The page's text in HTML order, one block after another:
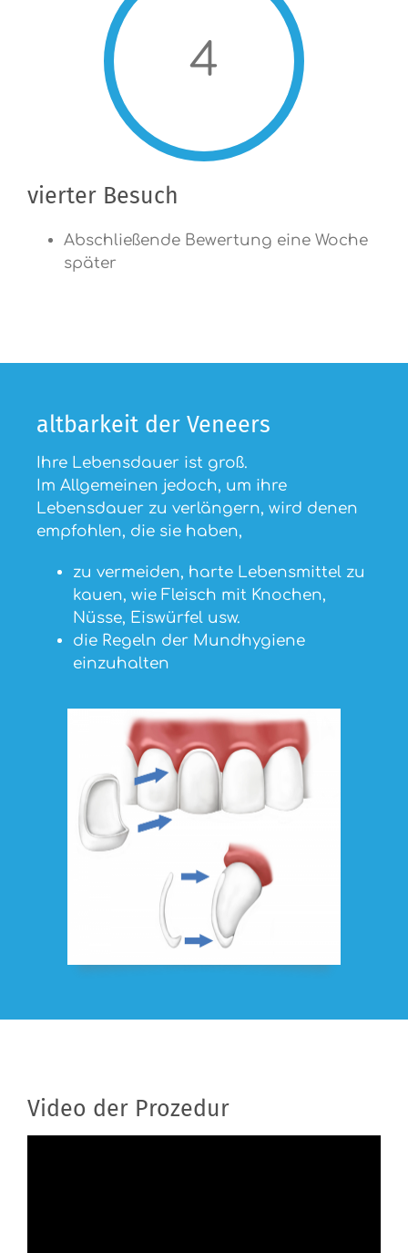
4
vierter Besuch
Abschließende Bewertung eine Woche
später
altbarkeit der Veneers
Ihre Lebensdauer ist groß.
Im Allgemeinen jedoch, um ihre
Lebensdauer zu verlängern, wird denen
empfohlen, die sie haben,
zu vermeiden, harte Lebensmittel zu
kauen, wie Fleisch mit Knochen,
Nüsse, Eiswürfel usw.
die Regeln der Mundhygiene
einzuhalten
Video der Prozedur